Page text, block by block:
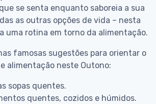
se senta enquanto saboreia a sua
as outras opções de vida – nesta
uma rotina em torno da alimentação.
famosas sugestões para orientar o
alimentação neste Outono:
sopas quentes.
quentes, cozidos e húmidos.